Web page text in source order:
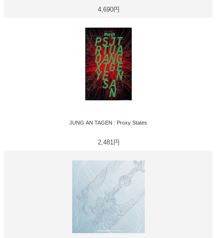
4,690円
JUNG AN TAGEN : Proxy States
2,481円